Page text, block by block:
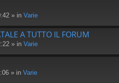
» in Varie
A TUTTO IL FORUM
» in Varie
» in Varie